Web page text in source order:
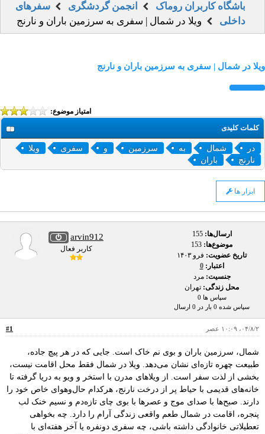
باشگاه کاربران روماک انجمن گردشگری
سفرهای
داخلی
ویلا در شمال | سفری به سرزمین باران و نارنج
ویلا در شمال | سفری به سرزمین باران و نارنج
امتیاز موضوع:
کلمات کلیدی
در شمال به سرزمین و سفری
ویلا
نارنج
باران
ابزار ها
arvin912
کاربر فعال
ارسال‌ها:155
موضوع‌ها:
تاریخ عضویت: فرو ۱۴۰۳
اعتبار:0
جنسیت: مرد
محل زندگی: تهران
سپاس ها 0
سپاس شده 0 بار در 0 ارسال
#1 ۰۴/۸/۲، ۱۰:۰۹ عصر
شمال، سرزمین باران و بوی نم خاک است. جایی که در هر پیچ جاده،
طبیعت چهره تازه‌ای نشان می‌دهد. ویلا در شمال فقط محل اقامت نیست،
بخشی از لذت سفر است. از ویلاهای مدرن با استخر و ویو به دریا گرفته تا
خانه‌های قدیمی با حیاط پر از درخت نارنج، هرکدام حال‌و‌هوای خاص خود را
دارند. صبح‌ها با صدای موج و عصرها با بوی چای تازه‌دم و نسیم خنک لب
پنجره، اقامت در شمال طعم واقعی زندگی آرام را دارد. چه بخواهی
تعطیلاتی خانوادگی داشته باشی، چه سفری دونفره یا آخر هفته‌ای با